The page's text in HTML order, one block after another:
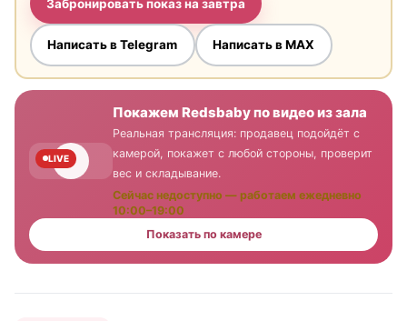
Забронировать показ на завтра
Написать в Telegram Написать в MAX
LIVE
Покажем Redsbaby по видео из зала
Реальная трансляция: продавец подойдёт с
камерой, покажет с любой стороны, проверит
вес и складывание.
Сейчас недоступно — работаем ежедневно
10:00–19:00
Показать по камере